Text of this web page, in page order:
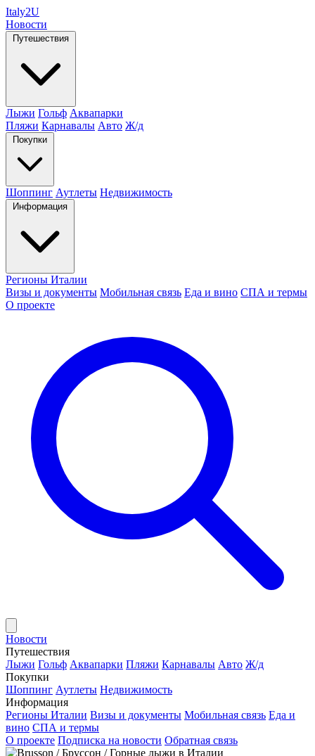
Italy2U
Новости
Путешествия
Лыжи Гольф Аквапарки
Пляжи Карнавалы Авто Ж/д
Покупки
Шоппинг Аутлеты Недвижимость
Информация
Регионы Италии
Визы и документы Мобильная связь Еда и вино СПА и термы
О проекте
Новости
Путешествия
Лыжи Гольф Аквапарки Пляжи Карнавалы Авто Ж/д
Покупки
Шоппинг Аутлеты Недвижимость
Информация
Регионы Италии Визы и документы Мобильная связь Еда и
вино СПА и термы
О проекте Подписка на новости Обратная связь